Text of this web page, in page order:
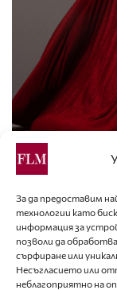
За да предоставим
технологии като
информация за
позволи да
сърфиране или
Несъгласието или
неблагоприятно на
Снимки:
1. Лицето на
Боянова.
Фото: Пейо
2. Предложение